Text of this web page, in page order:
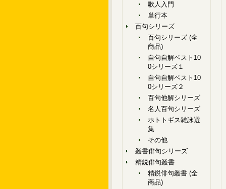
歌人入門
単行本
百句シリーズ
百句シリーズ (全
商品)
自句自解ベスト10
0シリーズ１
自句自解ベスト10
0シリーズ２
百句他解シリーズ
名人百句シリーズ
ホトトギス雑詠選
集
その他
叢書俳句シリーズ
精鋭俳句叢書
精鋭俳句叢書 (全
商品)